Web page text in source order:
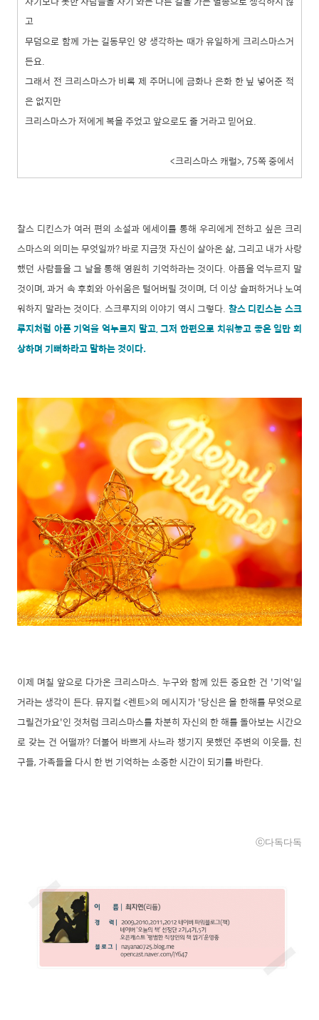
고
무덤으로 함께 가는 길동무인 양 생각하는 때가 유일하게 크리스마스거
든요.
그래서 전 크리스마스가 비록 제 주머니에 금화나 은화 한 닢 넣어준 적
은 없지만
크리스마스가 저에게 복을 주었고 앞으로도 줄 거라고 믿어요.
<크리스마스 캐럴>, 75쪽 중에서
찰스 디킨스가 여러 편의 소설과 에세이를 통해 우리에게 전하고 싶은 크리
스마스의 의미는 무엇일까? 바로 지금껏 자신이 살아온 삶, 그리고 내가 사랑
했던 사람들을 그 날을 통해 영원히 기억하라는 것이다. 아픔을 억누르지 말
것이며, 과거 속 후회와 아쉬움은 털어버릴 것이며, 더 이상 슬퍼하거나 노여
워하지 말라는 것이다. 스크루지의 이야기 역시 그렇다. 찰스 디킨스는 스크
루지처럼 아픈 기억을 억누르지 말고, 그저 한편으로 치워놓고 좋은 일만 회
상하며 기뻐하라고 말하는 것이다.
이제 며칠 앞으로 다가온 크리스마스. 누구와 함께 있든 중요한 건 '기억'일
거라는 생각이 든다. 뮤지컬<렌트>의 메시지가 '당신은 올 한해를 무엇으로
그릴건가요'인 것처럼 크리스마스를 차분히 자신의 한 해를 돌아보는 시간으
로 갖는 건 어떨까? 더불어 바쁘게 사느라 챙기지 못했던 주변의 이웃들, 친
구들, 가족들을 다시 한 번 기억하는 소중한 시간이 되기를 바란다.
ⓒ다독다독